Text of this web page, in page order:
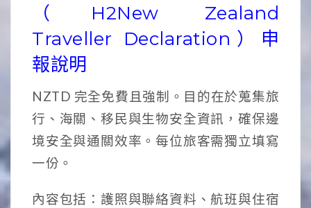
（H2New Zealand
Traveller Declaration）申
報說明
NZTD 完全免費且強制。目的在於蒐集旅
行、海關、移民與生物安全資訊，確保邊
境安全與通關效率。每位旅客需獨立填寫
一份。
內容包括：護照與聯絡資料、航班與住宿